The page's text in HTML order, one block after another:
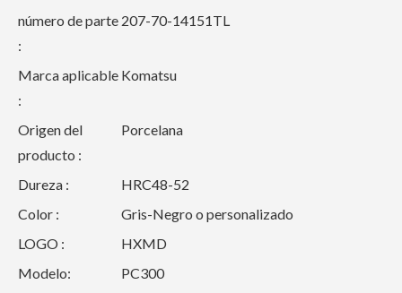
número de parte
:
207-70-14151TL
Marca aplicable
:
Komatsu
Origen del
producto :
Porcelana
Dureza :
HRC48-52
Color :
Gris-Negro o personalizado
LOGO :
HXMD
Modelo:
PC300